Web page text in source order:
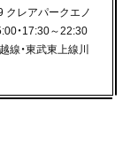
クレアパークエノ
・17:30～22:30
線・東武東上線川